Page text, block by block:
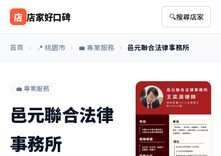
店 店家好口碑 🔍搜尋店家
首頁 › 📍 桃園市 › 💼 專業服務 › 邑元聯合法律事務所
💼 專業服務
邑元聯合法律
事務所